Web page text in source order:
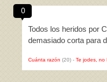
0
Todos los heridos por
demasiado corta para
Cuánta razón (20) - Te jodes, no